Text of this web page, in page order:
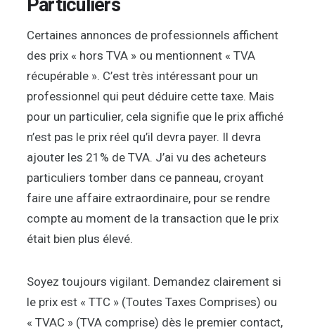
Particuliers
Certaines annonces de professionnels affichent
des prix « hors TVA » ou mentionnent « TVA
récupérable ». C’est très intéressant pour un
professionnel qui peut déduire cette taxe. Mais
pour un particulier, cela signifie que le prix affiché
n’est pas le prix réel qu’il devra payer. Il devra
ajouter les 21% de TVA. J’ai vu des acheteurs
particuliers tomber dans ce panneau, croyant
faire une affaire extraordinaire, pour se rendre
compte au moment de la transaction que le prix
était bien plus élevé.
Soyez toujours vigilant. Demandez clairement si
le prix est « TTC » (Toutes Taxes Comprises) ou
« TVAC » (TVA comprise) dès le premier contact,